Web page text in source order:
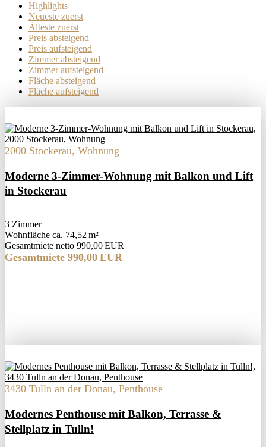
Highlights
Neueste zuerst
Älteste zuerst
Preis absteigend
Preis aufsteigend
Zimmer absteigend
Zimmer aufsteigend
Fläche absteigend
Fläche aufsteigend
2000 Stockerau, Wohnung
Moderne 3-Zimmer-Wohnung mit Balkon und Lift
in Stockerau
3 Zimmer
Wohnfläche ca. 74,52 m²
Gesamtmiete netto 990,00 EUR
Gesamtmiete 990,00 EUR
3430 Tulln an der Donau, Penthouse
Modernes Penthouse mit Balkon, Terrasse &
Stellplatz in Tulln!